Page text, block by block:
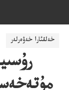
خەلقئارا خەۋەرلەر